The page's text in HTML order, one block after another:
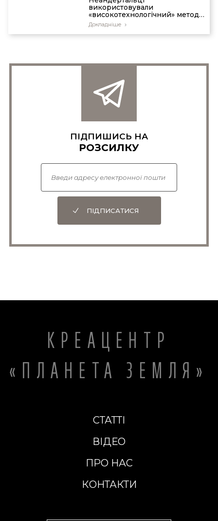
використовували
«високотехнологічний» метод
виготовлення клею
Докладніше
ПІДПИШИСЬ НА
РОЗСИЛКУ
ПІДПИСАТИСЯ
КРЕАЦЕНТР
«ПЛАНЕТА ЗЕМЛЯ»
СТАТТІ
ВІДЕО
ПРО НАС
КОНТАКТИ